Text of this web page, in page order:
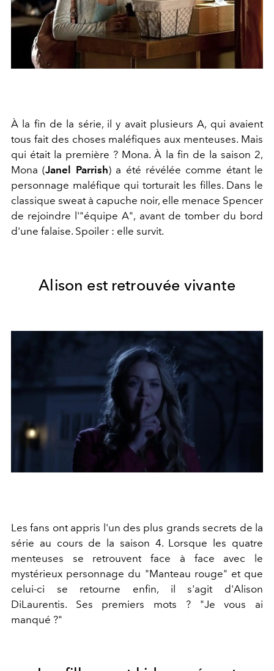
À la fin de la série, il y avait plusieurs A, qui avaient
tous fait des choses maléfiques aux menteuses. Mais
qui était la première ? Mona. À la fin de la saison 2,
Mona (Janel Parrish) a été révélée comme étant le
personnage maléfique qui torturait les filles. Dans le
classique sweat à capuche noir, elle menace Spencer
de rejoindre l'"équipe A", avant de tomber du bord
d'une falaise. Spoiler : elle survit.
Alison est retrouvée vivante
Les fans ont appris l'un des plus grands secrets de la
série au cours de la saison 4. Lorsque les quatre
menteuses se retrouvent face à face avec le
mystérieux personnage du "Manteau rouge" et que
celui-ci se retourne enfin, il s'agit d'Alison
DiLaurentis. Ses premiers mots ? "Je vous ai
manqué ?"